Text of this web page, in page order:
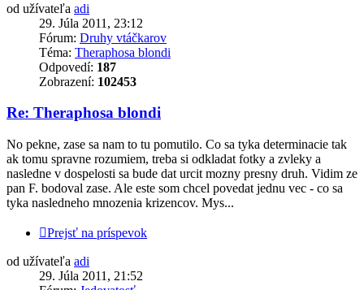
od užívateľa adi
29. Júla 2011, 23:12
Fórum: Druhy vtáčkarov
Téma: Theraphosa blondi
Odpovedí: 187
Zobrazení: 102453
Re: Theraphosa blondi
No pekne, zase sa nam to tu pomutilo. Co sa tyka determinacie tak
ak tomu spravne rozumiem, treba si odkladat fotky a zvleky a
nasledne v dospelosti sa bude dat urcit mozny presny druh. Vidim ze
pan F. bodoval zase. Ale este som chcel povedat jednu vec - co sa
tyka nasledneho mnozenia krizencov. Mys...
Prejsť na príspevok
od užívateľa adi
29. Júla 2011, 21:52